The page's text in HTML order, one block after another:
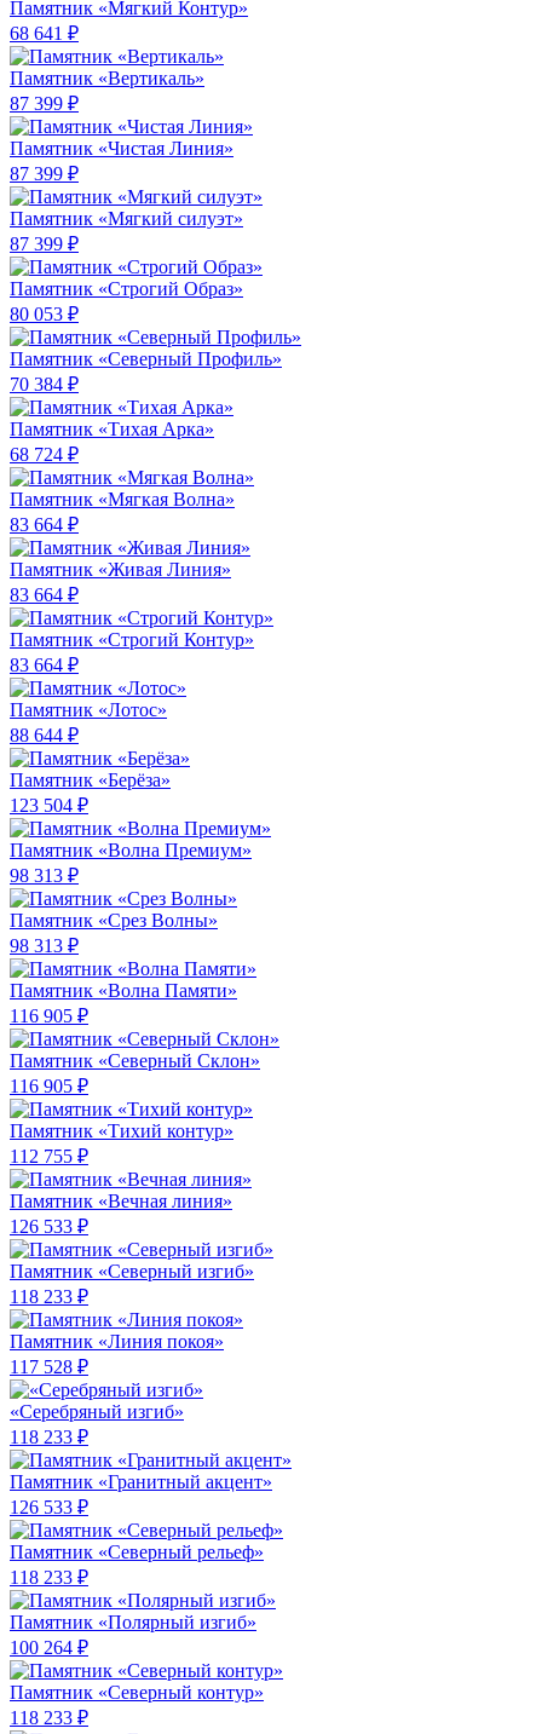
Памятник «Мягкий Контур»
68 641 ₽
Памятник «Вертикаль»
87 399 ₽
Памятник «Чистая Линия»
87 399 ₽
Памятник «Мягкий силуэт»
87 399 ₽
Памятник «Строгий Образ»
80 053 ₽
Памятник «Северный Профиль»
70 384 ₽
Памятник «Тихая Арка»
68 724 ₽
Памятник «Мягкая Волна»
83 664 ₽
Памятник «Живая Линия»
83 664 ₽
Памятник «Строгий Контур»
83 664 ₽
Памятник «Лотос»
88 644 ₽
Памятник «Берёза»
123 504 ₽
Памятник «Волна Премиум»
98 313 ₽
Памятник «Срез Волны»
98 313 ₽
Памятник «Волна Памяти»
116 905 ₽
Памятник «Северный Склон»
116 905 ₽
Памятник «Тихий контур»
112 755 ₽
Памятник «Вечная линия»
126 533 ₽
Памятник «Северный изгиб»
118 233 ₽
Памятник «Линия покоя»
117 528 ₽
«Серебряный изгиб»
118 233 ₽
Памятник «Гранитный акцент»
126 533 ₽
Памятник «Северный рельеф»
118 233 ₽
Памятник «Полярный изгиб»
100 264 ₽
Памятник «Северный контур»
118 233 ₽